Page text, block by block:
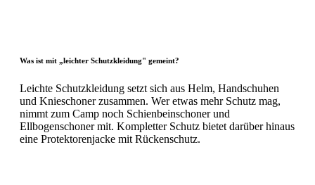
Was ist mit „leichter Schutzkleidung" gemeint?
Leichte Schutzkleidung setzt sich aus Helm, Handschuhen
und Knieschoner zusammen. Wer etwas mehr Schutz mag,
nimmt zum Camp noch Schienbeinschoner und
Ellbogenschoner mit. Kompletter Schutz bietet darüber hinaus
eine Protektorenjacke mit Rückenschutz.